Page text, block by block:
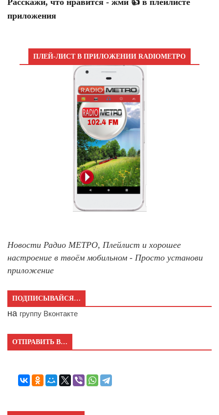
Расскажи, что нравится - жми 👍 в плейлисте
приложения
ПЛЕЙ-ЛИСТ В ПРИЛОЖЕНИИ RADIOМЕТРО
Новости Радио МЕТРО, Плейлист и хорошее
настроение в твоём мобильном - Просто установи
приложение
ПОДПИСЫВАЙСЯ…
на группу Вконтакте
ОТПРАВИТЬ В…